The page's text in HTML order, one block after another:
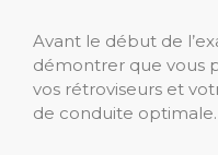
Avant le début de
démontrer que vous
vos rétroviseurs et
de conduite optimale.